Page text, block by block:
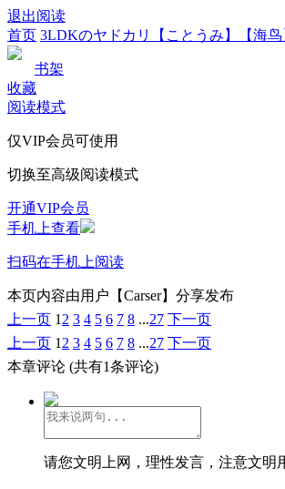
退出阅读
首页 3LDKのヤドカリ【ことうみ】【海鸟
书架
收藏
阅读模式
仅VIP会员可使用
切换至高级阅读模式
开通VIP会员
手机上查看
扫码在手机上阅读
本页内容由用户【Carser】分享发布
上一页 1 2 3 4 5 6 7 8 ...27 下一页
上一页 1 2 3 4 5 6 7 8 ...27 下一页
本章评论 (共有1条评论)
请您文明上网，理性发言，注意文明